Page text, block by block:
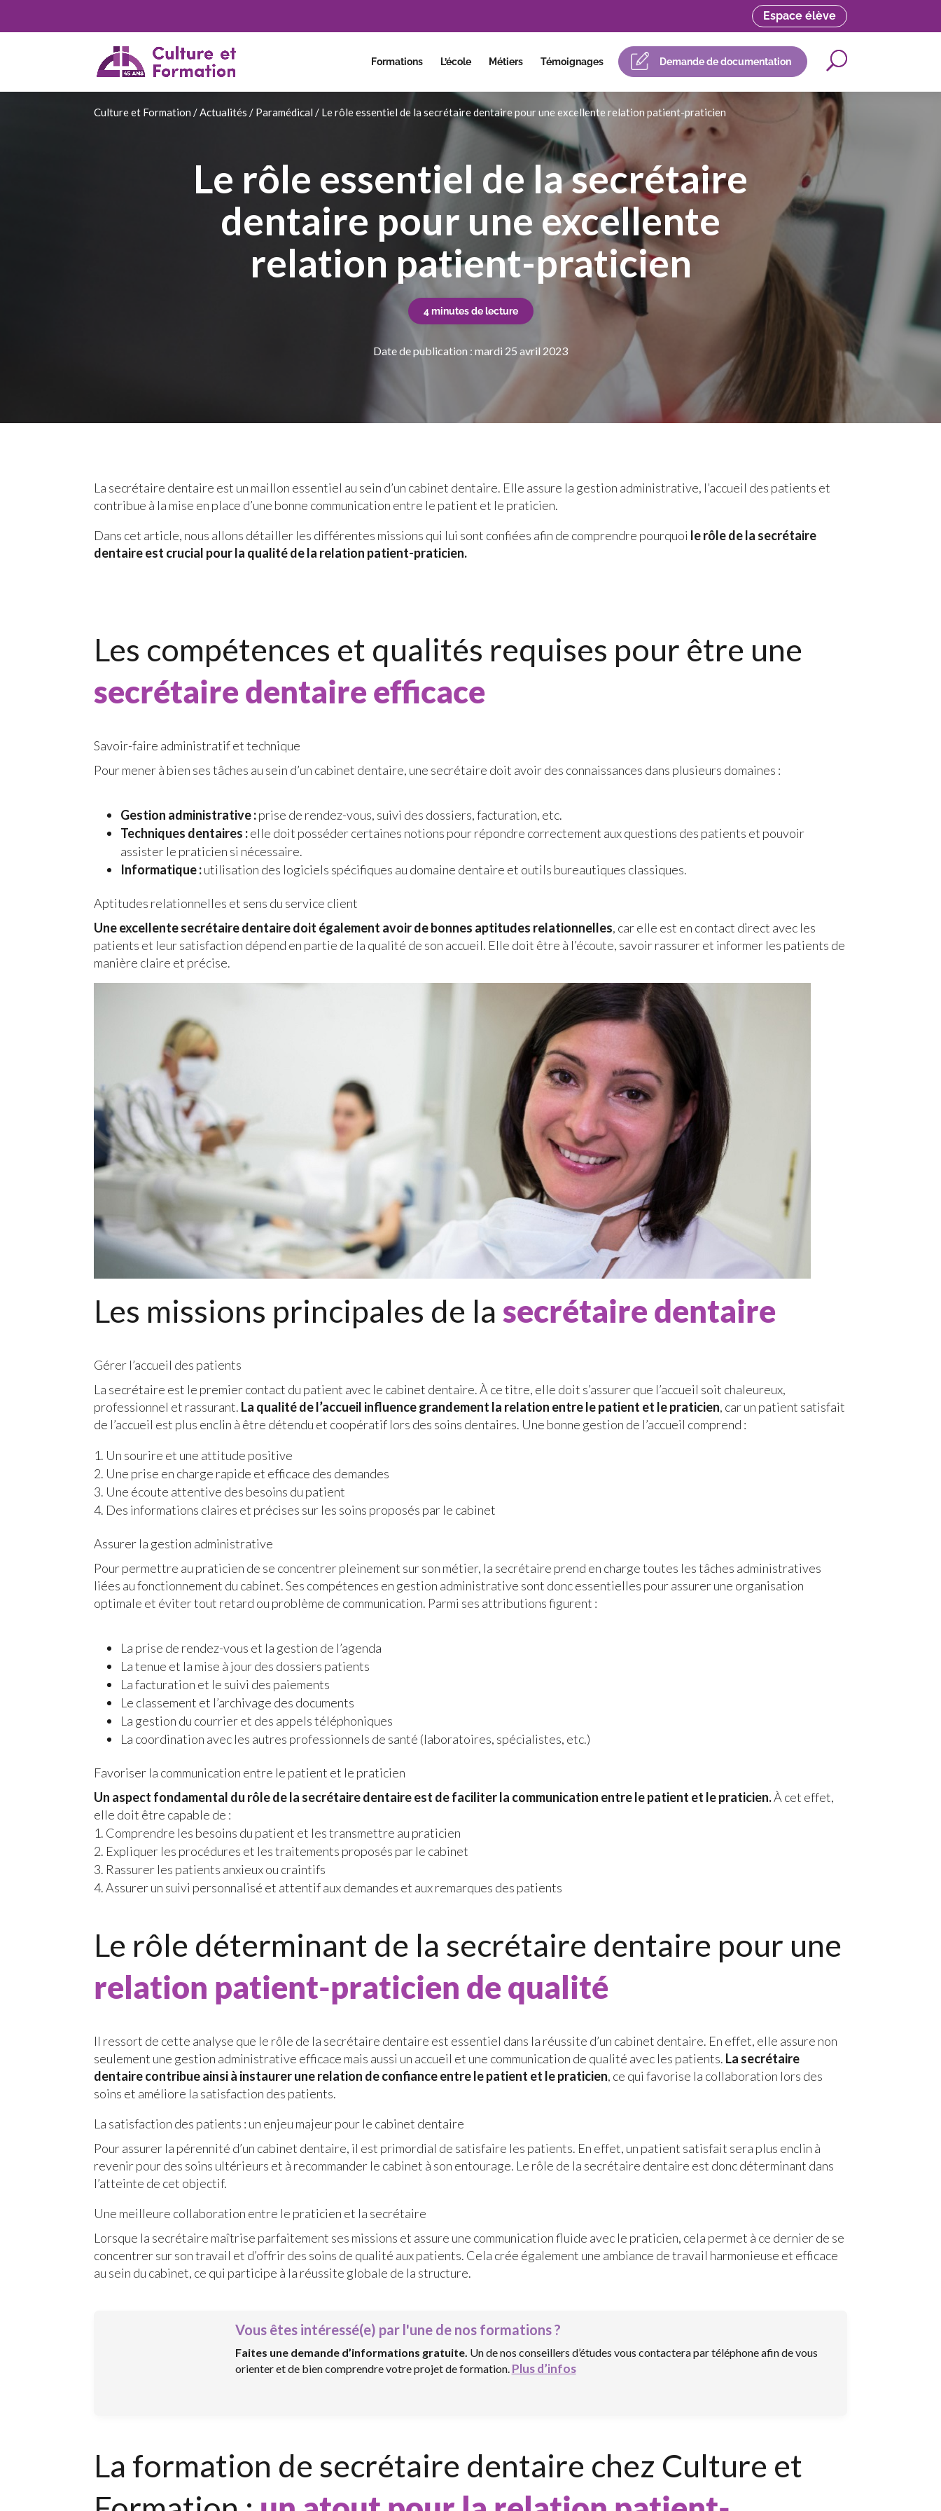
Espace élève
Formations L’école Métiers Témoignages Demande de documentation
Culture et Formation /Actualités / Paramédical / Le rôle essentiel de la secrétaire dentaire pour une excellente relation patient-praticien
Le rôle essentiel de la secrétaire
dentaire pour une excellente
relation patient-praticien
4 minutes de lecture
Date de publication : mardi 25 avril 2023
La secrétaire dentaire est un maillon essentiel au sein d’un cabinet dentaire. Elle assure la gestion administrative, l’accueil des patients et
contribue à la mise en place d’une bonne communication entre le patient et le praticien.
Dans cet article, nous allons détailler les différentes missions qui lui sont confiées afin de comprendre pourquoi le rôle de la secrétaire
dentaire est crucial pour la qualité de la relation patient-praticien.
Les compétences et qualités requises pour être une
secrétaire dentaire efficace
Savoir-faire administratif et technique
Pour mener à bien ses tâches au sein d’un cabinet dentaire, une secrétaire doit avoir des connaissances dans plusieurs domaines :
Gestion administrative :prise de rendez-vous, suivi des dossiers, facturation, etc.
Techniques dentaires :elle doit posséder certaines notions pour répondre correctement aux questions des patients et pouvoir
assister le praticien si nécessaire.
Informatique :utilisation des logiciels spécifiques au domaine dentaire et outils bureautiques classiques.
Aptitudes relationnelles et sens du service client
Une excellente secrétaire dentaire doit également avoir de bonnes aptitudes relationnelles, car elle est en contact direct avec les
patients et leur satisfaction dépend en partie de la qualité de son accueil. Elle doit être à l’écoute, savoir rassurer et informer les patients de
manière claire et précise.
Les missions principales de lasecrétaire dentaire
Gérer l’accueil des patients
La secrétaire est le premier contact du patient avec le cabinet dentaire. À ce titre, elle doit s’assurer que l’accueil soit chaleureux,
professionnel et rassurant. La qualité de l’accueil influence grandement la relation entre le patient et le praticien, car un patient satisfait
de l’accueil est plus enclin à être détendu et coopératif lors des soins dentaires. Une bonne gestion de l’accueil comprend :
Un sourire et une attitude positive
Une prise en charge rapide et efficace des demandes
Une écoute attentive des besoins du patient
Des informations claires et précises sur les soins proposés par le cabinet
Assurer la gestion administrative
Pour permettre au praticien de se concentrer pleinement sur son métier, la secrétaire prend en charge toutes les tâches administratives
liées au fonctionnement du cabinet. Ses compétences en gestion administrative sont donc essentielles pour assurer une organisation
optimale et éviter tout retard ou problème de communication. Parmi ses attributions figurent :
La prise de rendez-vous et la gestion de l’agenda
La tenue et la mise à jour des dossiers patients
La facturation et le suivi des paiements
Le classement et l’archivage des documents
La gestion du courrier et des appels téléphoniques
La coordination avec les autres professionnels de santé (laboratoires, spécialistes, etc.)
Favoriser la communication entre le patient et le praticien
Un aspect fondamental du rôle de la secrétaire dentaire est de faciliter la communication entre le patient et le praticien.À cet effet,
elle doit être capable de :
Comprendre les besoins du patient et les transmettre au praticien
Expliquer les procédures et les traitements proposés par le cabinet
Rassurer les patients anxieux ou craintifs
Assurer un suivi personnalisé et attentif aux demandes et aux remarques des patients
Le rôle déterminant de la secrétaire dentaire pour une
relation patient-praticien de qualité
Il ressort de cette analyse que le rôle de la secrétaire dentaire est essentiel dans la réussite d’un cabinet dentaire. En effet, elle assure non
seulement une gestion administrative efficace mais aussi un accueil et une communication de qualité avec les patients. La secrétaire
dentaire contribue ainsi à instaurer une relation de confiance entre le patient et le praticien, ce qui favorise la collaboration lors des
soins et améliore la satisfaction des patients.
La satisfaction des patients : un enjeu majeur pour le cabinet dentaire
Pour assurer la pérennité d’un cabinet dentaire, il est primordial de satisfaire les patients. En effet, un patient satisfait sera plus enclin à
revenir pour des soins ultérieurs et à recommander le cabinet à son entourage. Le rôle de la secrétaire dentaire est donc déterminant dans
l’atteinte de cet objectif.
Une meilleure collaboration entre le praticien et la secrétaire
Lorsque la secrétaire maîtrise parfaitement ses missions et assure une communication fluide avec le praticien, cela permet à ce dernier de se
concentrer sur son travail et d’offrir des soins de qualité aux patients. Cela crée également une ambiance de travail harmonieuse et efficace
au sein du cabinet, ce qui participe à la réussite globale de la structure.
Vous êtes intéressé(e) par l'une de nos formations ?
Faites une demande d’informations gratuite. Un de nos conseillers d’études vous contactera par téléphone afin de vous
orienter et de bien comprendre votre projet de formation. Plus d’infos
La formation de secrétaire dentaire chez Culture et